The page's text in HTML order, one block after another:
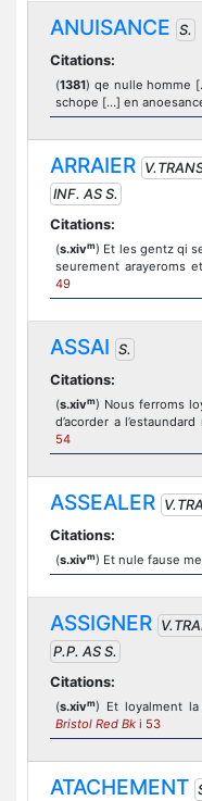
ANUISANCE S.
Citations:
(1381) qe nulle homme
schope […] en
ARRAIER
INF. AS S.
Citations:
(s.xivm) Et les gentz qi
seurement arayeroms
49
ASSAI S.
Citations:
(s.xivm) Nous ferroms
d’acorder a
54
ASSEALER
Citations:
(s.xivm) Et nule fause
ASSIGNER
P.P. AS S.
Citations:
(s.xivm) Et loyalment
Bristol Red Bk i 53
ATACHEMENT